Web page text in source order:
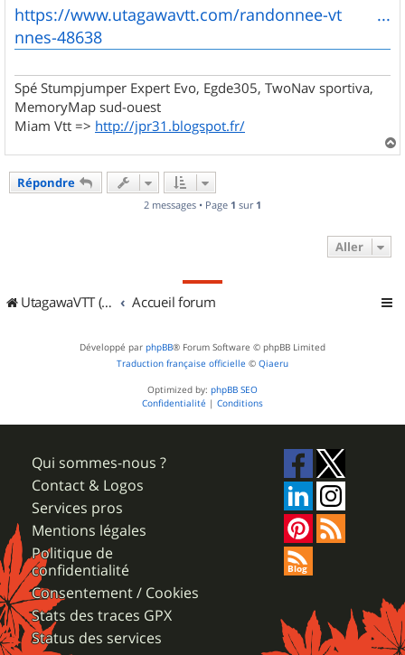
s
s
a
g
https://www.utagawavtt.com/randonnee-vt ...
nnes-48638
Spé Stumpjumper Expert Evo, Egde305, TwoNav sportiva,
MemoryMap sud-ouest
Miam Vtt => http://jpr31.blogspot.fr/
a
Répondre
2 messages • Page 1 sur 1
Aller
UtagawaVTT (Randos VTT et VTTAE avec traces GPS) Accueil forum
Développé par phpBB® Forum Software © phpBB Limited
Traduction française officielle © Qiaeru
Optimized by: phpBB SEO
Confidentialité | Conditions
Qui sommes-nous ?
Contact & Logos
Services pros
Mentions légales
Politique de
confidentialité
Consentement / Cookies
Stats des traces GPX
Status des services